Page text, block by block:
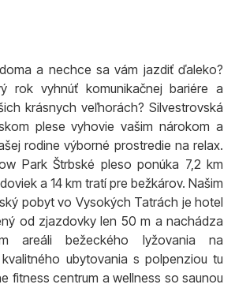
a nechce sa vám jazdiť ďaleko?
rok vyhnúť komunikačnej bariére a
krásnych veľhorách? Silvestrovská
plese vyhovie vašim nárokom a
rodine výborné prostredie na relax.
Park Štrbské pleso ponúka 7,2 km
a 14 km tratí pre bežkárov. Našim
pobyt vo Vysokých Tatrách je hotel
od zjazdovky len 50 m a nachádza
areáli bežeckého lyžovania na
ubytovania s polpenziou tu
fitness centrum a wellness so saunou